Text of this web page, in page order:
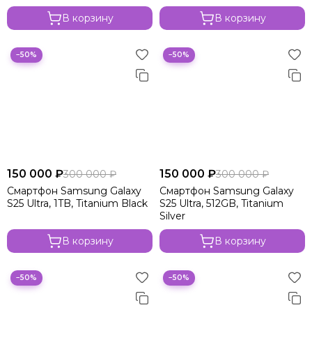
В корзину
В корзину
−50%
150 000 ₽300 000 ₽
Смартфон Samsung Galaxy
S25 Ultra, 1TB, Titanium Black
В корзину
−50%
150 000 ₽300 000 ₽
Смартфон Samsung Galaxy
S25 Ultra, 512GB, Titanium
Silver
В корзину
−50% −50%